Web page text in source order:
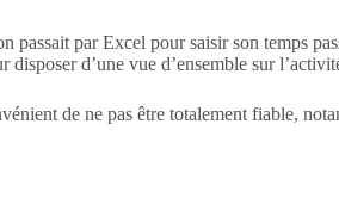
passait par Excel pour saisir son temps
d’une vue d’ensemble sur
de ne pas être totalement fiable,